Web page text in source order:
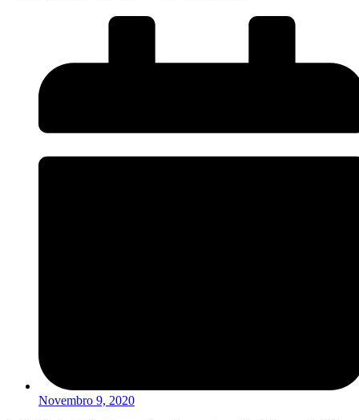
Novembro 9, 2020